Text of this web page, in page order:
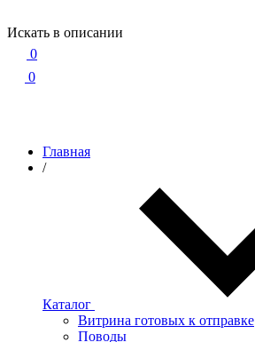
Искать в описании
0
0
Главная
/
Каталог
Витрина готовых к отправке
Поводы